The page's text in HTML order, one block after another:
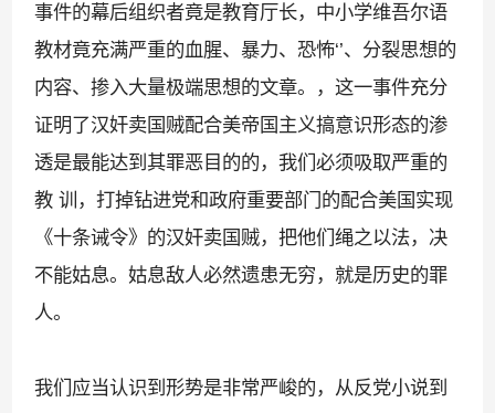
事件的幕后组织者竟是教育厅长，中小学维吾尔语
教材竟充满严重的血腥、暴力、恐怖‘’、分裂思想的
内容、掺入大量极端思想的文章。，这一事件充分
证明了汉奸卖国贼配合美帝国主义搞意识形态的渗
透是最能达到其罪恶目的的，我们必须吸取严重的
教 训，打掉钻进党和政府重要部门的配合美国实现
《十条诫令》的汉奸卖国贼，把他们绳之以法，决
不能姑息。姑息敌人必然遗患无穷，就是历史的罪
人。
我们应当认识到形势是非常严峻的，从反党小说到